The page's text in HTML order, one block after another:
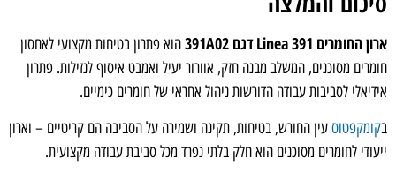
ארון החומרים Linea 391 דגם 391A02
הוא פתרון בטיחות מקצועי לאחסון
חומרים מסוכנים, המשלב מבנה חזק, אוורור יעיל ואמבט איסוף לנזילות. פתרון
אידיאלי לסביבות עבודה הדורשות ניהול אחראי של חומרים כימיים.
קומקפטוסעין החורש, בטיחות, תקינה ושמירה על הסביבה הם קריטיים – וארון
ייעודי לחומרים מסוכנים הוא חלק בלתי נפרד מכל סביבת עבודה מקצועית.